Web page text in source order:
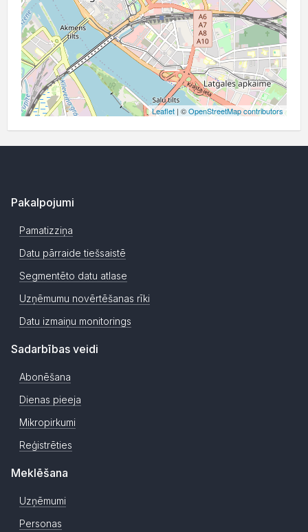
Leaflet | ©OpenStreetMap contributors
Pakalpojumi
Pamatizziņa
Datu pārraide tiešsaistē
Segmentēto datu atlase
Uzņēmumu novērtēšanas rīki
Datu izmaiņu monitorings
Sadarbības veidi
Abonēšana
Dienas pieeja
Mikropirkumi
Reģistrēties
Meklēšana
Uzņēmumi
Personas